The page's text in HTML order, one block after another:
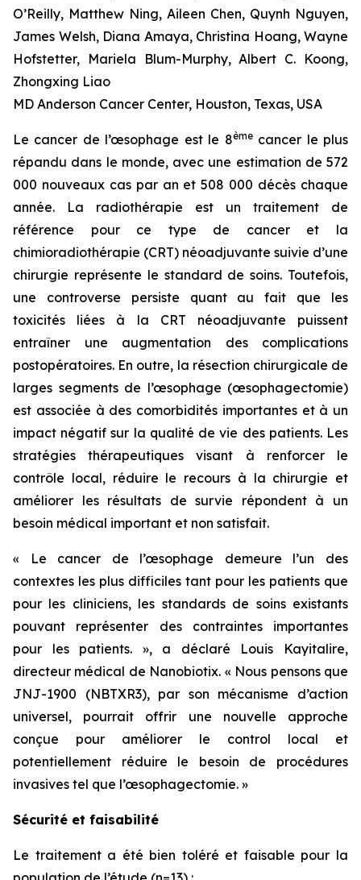
O’Reilly, Matthew Ning, Aileen Chen, Quynh Nguyen,
James Welsh, Diana Amaya, Christina Hoang, Wayne
Hofstetter, Mariela Blum-Murphy, Albert C. Koong,
Zhongxing Liao
MD Anderson Cancer Center, Houston, Texas, USA
Le cancer de l’œsophage est le 8èmecancer le plus
répandu dans le monde, avec une estimation de 572
000 nouveaux cas par an et 508 000 décès chaque
année. La radiothérapie est un traitement de
référence pour ce type de cancer et la
chimioradiothérapie (CRT) néoadjuvante suivie d’une
chirurgie représente le standard de soins. Toutefois,
une controverse persiste quant au fait que les
toxicités liées à la CRT néoadjuvante puissent
entraîner une augmentation des complications
postopératoires. En outre, la résection chirurgicale de
larges segments de l’œsophage (œsophagectomie)
est associée à des comorbidités importantes et à un
impact négatif sur la qualité de vie des patients. Les
stratégies thérapeutiques visant à renforcer le
contrôle local, réduire le recours à la chirurgie et
améliorer les résultats de survie répondent à un
besoin médical important et non satisfait.
« Le cancer de l’œsophage demeure l’un des
contextes les plus difficiles tant pour les patients que
pour les cliniciens, les standards de soins existants
pouvant représenter des contraintes importantes
pour les patients. », a déclaré Louis Kayitalire,
directeur médical de Nanobiotix. « Nous pensons que
JNJ-1900 (NBTXR3), par son mécanisme d’action
universel, pourrait offrir une nouvelle approche
conçue pour améliorer le control local et
potentiellement réduire le besoin de procédures
invasives tel que l’œsophagectomie. »
Sécurité et faisabilité
Le traitement a été bien toléré et faisable pour la